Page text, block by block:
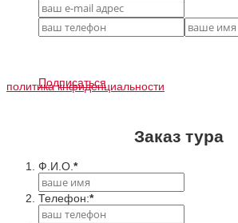
политика кнфиденциальности
Подписаться
Заказ тура
Ф.И.О. *
Телефон:*